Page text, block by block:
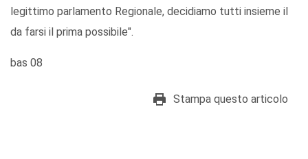
legittimo parlamento Regionale, decidiamo tutti insieme il
da farsi il prima possibile".
bas 08
Stampa questo articolo